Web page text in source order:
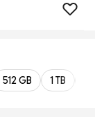
512 GB 1 TB